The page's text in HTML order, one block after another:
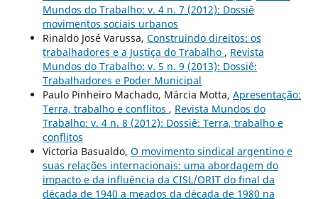
Mundos do Trabalho: v. 4 n. 7 (2012): Dossiê
movimentos sociais urbanos
Rinaldo José Varussa, Construindo direitos: os
trabalhadores e a Justiça do Trabalho , Revista
Mundos do Trabalho: v. 5 n. 9 (2013): Dossiê:
Trabalhadores e Poder Municipal
Paulo Pinheiro Machado, Márcia Motta, Apresentação:
Terra, trabalho e conflitos , Revista Mundos do
Trabalho: v. 4 n. 8 (2012): Dossiê: Terra, trabalho e
conflitos
Victoria Basualdo, O movimento sindical argentino e
suas relações internacionais: uma abordagem do
impacto e da influência da CISL/ORIT do final da
década de 1940 a meados da década de 1980 na